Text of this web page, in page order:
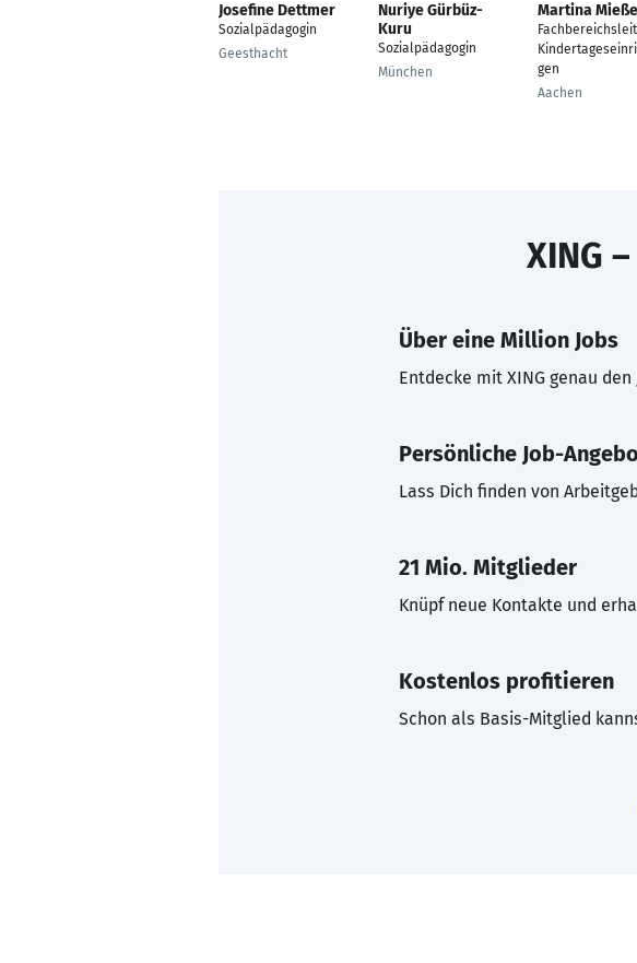
Josefine Dettmer
Sozialpädagogin
Geesthacht
Nuriye Gürbüz-
Kuru
Sozialpädagogin
München
Martina
gen
Aachen
XING
Über eine Million Jobs
Entdecke mit XING genau
Persönliche Job-
Lass Dich finden von
21 Mio. Mitglieder
Knüpf neue Kontakte und
Kostenlos profitieren
Schon als Basis-Mitglied